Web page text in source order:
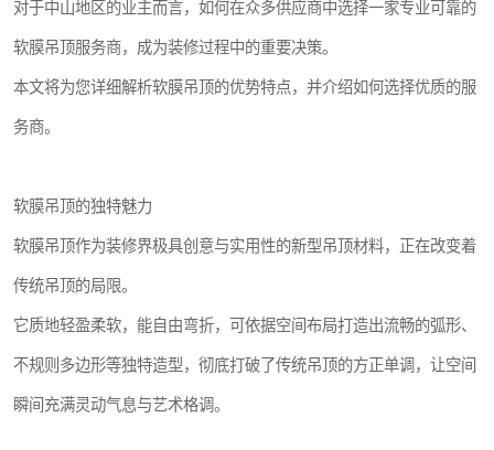
对于中山地区的业主而言，如何在众多供应商中选择一家专业可靠的
软膜吊顶服务商，成为装修过程中的重要决策。
本文将为您详细解析软膜吊顶的优势特点，并介绍如何选择优质的服
务商。
软膜吊顶的独特魅力
软膜吊顶作为装修界极具创意与实用性的新型吊顶材料，正在改变着
传统吊顶的局限。
它质地轻盈柔软，能自由弯折，可依据空间布局打造出流畅的弧形、
不规则多边形等独特造型，彻底打破了传统吊顶的方正单调，让空间
瞬间充满灵动气息与艺术格调。